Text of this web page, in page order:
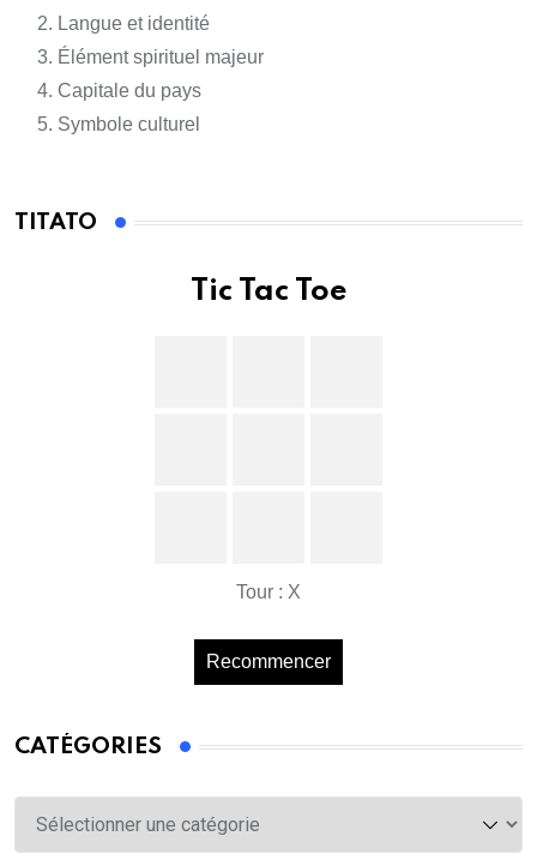
Langue et identité
Élément spirituel majeur
Capitale du pays
Symbole culturel
TITATO
Tic Tac Toe
Tour : X
Recommencer
CATÉGORIES
Catégories